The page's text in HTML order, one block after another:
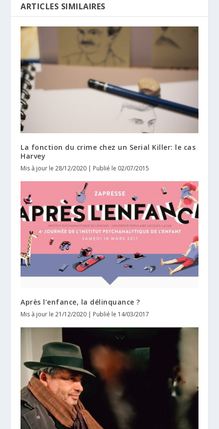
ARTICLES SIMILAIRES
La fonction du crime chez un Serial Killer: le cas
Harvey
Mis à jour le 28/12/2020 | Publié le 02/07/2015
Après l’enfance, la délinquance ?
Mis à jour le 21/12/2020 | Publié le 14/03/2017